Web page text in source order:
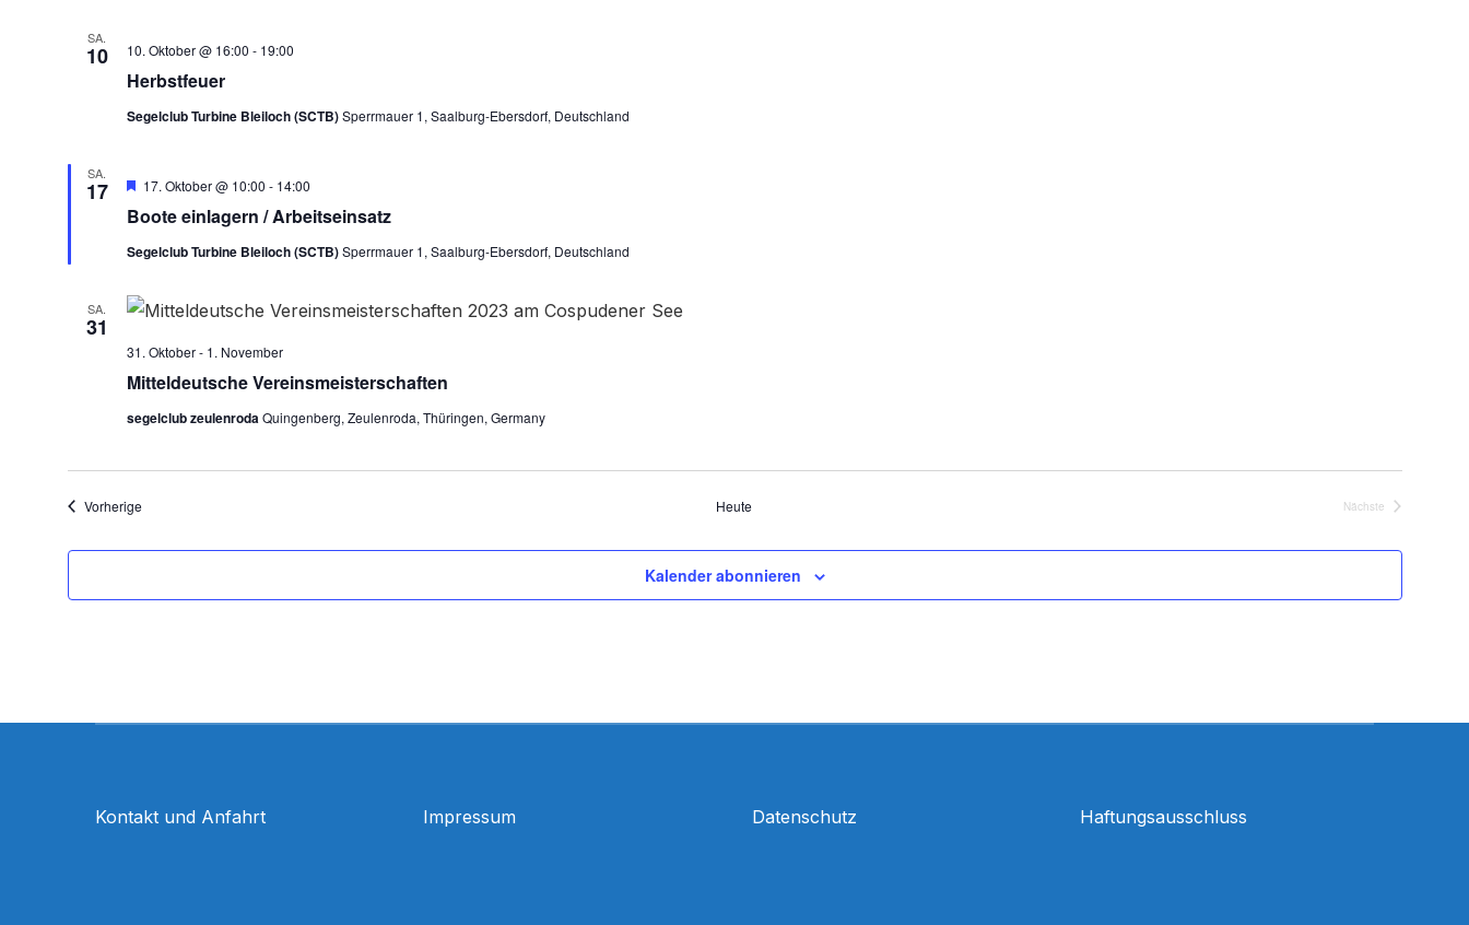
SA.
10
Herbstfeuer
10. Oktober @ 16:00 - 19:00
Segelclub Turbine Bleiloch (SCTB)Sperrmauer 1, Saalburg-Ebersdorf, Deutschland
SA.
17
Boote einlagern / Arbeitseinsatz
Hervorgehoben
17. Oktober @ 10:00 - 14:00
Segelclub Turbine Bleiloch (SCTB)Sperrmauer 1, Saalburg-Ebersdorf, Deutschland
SA.
31
Mitteldeutsche Vereinsmeisterschaften
31. Oktober- 1. November
segelclub zeulenrodaQuingenberg, Zeulenroda, Thüringen, Germany
VorherigeVeranstaltungen Heute Nächste Veranstaltungen
Kalender abonnieren
Kontakt und Anfahrt Impressum Datenschutz Haftungsausschluss